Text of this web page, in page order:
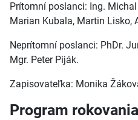
Prítomní poslanci: Ing.
Marian Kubala, Martin Lisko,
Neprítomní poslanci: PhDr.
Mgr. Peter Piják.
Zapisovateľka: Monika
Program rokovania